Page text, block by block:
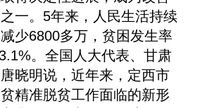
一。5年来，人民生活持续
少6800多万，贫困发生率
。全国人大代表、甘肃
晓明说，近年来，定西市
精准脱贫工作面临的新形